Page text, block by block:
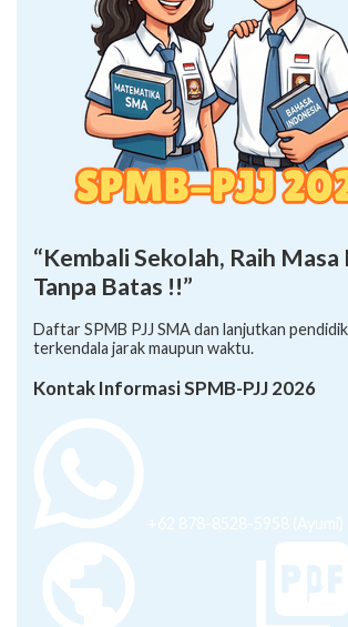
“Kembali Sekolah, Raih Masa
Tanpa Batas !!”
Daftar SPMB PJJ SMA dan lanjutkan
terkendala jarak maupun waktu.
Kontak Informasi SPMB-PJJ 2026
+62 878-8528-5958 (Ayumi)